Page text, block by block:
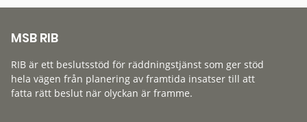
MSB RIB
RIB är ett beslutsstöd för räddningstjänst som ger stöd
hela vägen från planering av framtida insatser till att
fatta rätt beslut när olyckan är framme.